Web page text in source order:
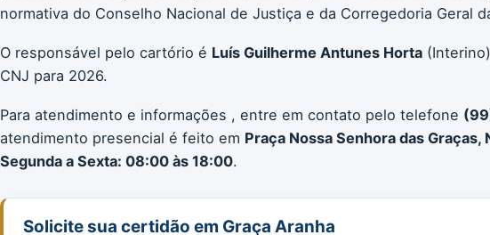
normativa do Conselho Nacional de Justiça e da Corregedoria Geral
O responsável pelo cartório é Luís Guilherme Antunes Horta
CNJ para 2026.
Para atendimento e informações , entre em contato pelo telefone
atendimento presencial é feito em Praça Nossa Senhora das Graças,
Segunda a Sexta: 08:00 às 18:00.
Solicite sua certidão em Graça Aranha